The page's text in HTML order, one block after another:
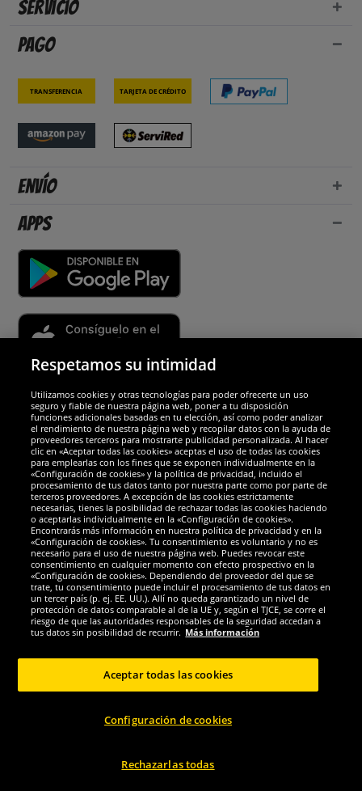
Servicio
Pago
Transferencia Tarjeta de crédito
Envío
Apps
Socios y seguridad
Galardones
Redes sociales
Todos los derechos reservados
se aplica a clientes con una suscripción activa al DealClub.
Respetamos su intimidad
Utilizamos cookies y otras tecnologías para poder ofrecerte un uso
seguro y fiable de nuestra página web, poner a tu disposición
funciones adicionales basadas en tu elección, así como poder analizar
el rendimiento de nuestra página web y recopilar datos con la ayuda de
proveedores terceros para mostrarte publicidad personalizada. Al hacer
clic en «Aceptar todas las cookies» aceptas el uso de todas las cookies
para emplearlas con los fines que se exponen individualmente en la
«Configuración de cookies» y la política de privacidad, incluido el
procesamiento de tus datos tanto por nuestra parte como por parte de
terceros proveedores. A excepción de las cookies estrictamente
necesarias, tienes la posibilidad de rechazar todas las cookies haciendo
o aceptarlas individualmente en la «Configuración de cookies».
Encontrarás más información en nuestra política de privacidad y en la
«Configuración de cookies». Tu consentimiento es voluntario y no es
necesario para el uso de nuestra página web. Puedes revocar este
consentimiento en cualquier momento con efecto prospectivo en la
«Configuración de cookies». Dependiendo del proveedor del que se
trate, tu consentimiento puede incluir el procesamiento de tus datos en
un tercer país (p. ej. EE. UU.). Allí no queda garantizado un nivel de
protección de datos comparable al de la UE y, según el TJCE, se corre el
riesgo de que las autoridades responsables de la seguridad accedan a
tus datos sin posibilidad de recurrir. Más información
Configuración de cookies
Rechazarlas todas
Aceptar todas las cookies